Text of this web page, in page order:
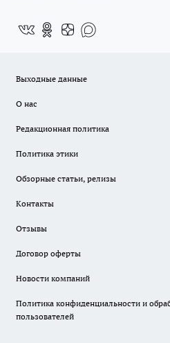
Выходные данные
О нас
Редакционная политика
Политика этики
Обзорные статьи, релизы
Контакты
Отзывы
Договор оферты
Новости компаний
Политика конфиденциальности и
пользователей